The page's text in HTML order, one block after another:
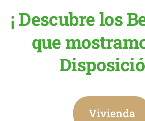
¡ Descubre los
que
Vivienda